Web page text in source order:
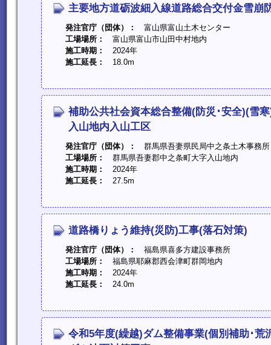
主要地方道砺波細入線道路総合交付金雪崩
発注官庁（団体）：
富山県富山土木センター
工場場所：
富山県富山市山田中村地内
施工時期：
2024年
施工延長：
18.0m
補助公共社会資本総合整備(防災･安全)(雪
入山地内入山工区
発注官庁（団体）：
群馬県吾妻県民局中之条土木事務所
工場場所：
群馬県吾妻郡中之条町大字入山地内
施工時期：
2024年
施工延長：
27.5m
道路橋りょう維持(災防)工事(落石対策)
発注官庁（団体）：
福島県喜多方建設事務所
工場場所：
福島県耶麻郡西会津町群岡地内
施工時期：
2024年
施工延長：
24.0m
令和5年度(繰越)ダム整備事業(個別補助･荒